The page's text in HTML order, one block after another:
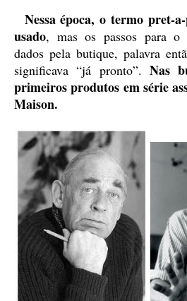
Nessa época, o termo pret-
usado, mas os passos para o
dados pela butique, palavra
significava “já pronto”. Nas
primeiros produtos em série
Maison.